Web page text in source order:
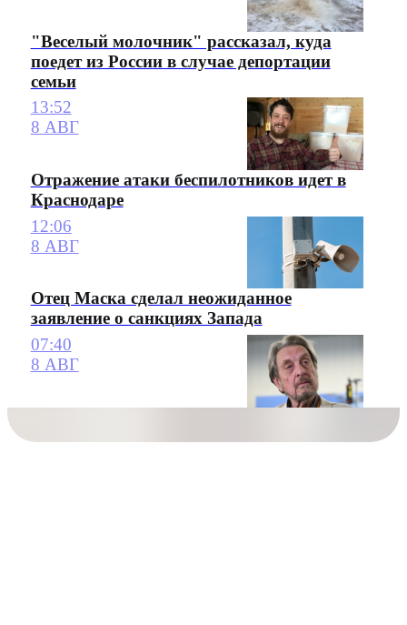
"Веселый молочник" рассказал, куда
поедет из России в случае депортации
семьи
13:52
8 АВГ
Отражение атаки беспилотников идет в
Краснодаре
12:06
8 АВГ
Отец Маска сделал неожиданное
заявление о санкциях Запада
07:40
8 АВГ